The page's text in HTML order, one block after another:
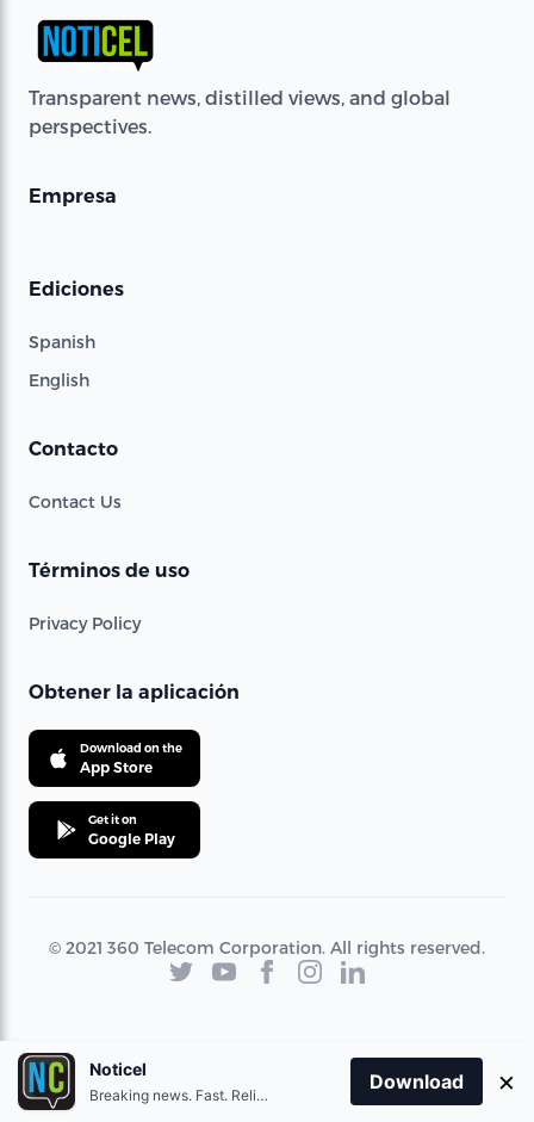
Transparent news, distilled views, and global
perspectives.
Empresa
Ediciones
Spanish
English
Contacto
Contact Us
Términos de uso
Privacy Policy
Obtener la aplicación
Download on the
App Store
Get it on
Google Play
© 2021 360 Telecom Corporation. All rights reserved.
Noticel
Breaking news. Fast. Reliable.
Download ×